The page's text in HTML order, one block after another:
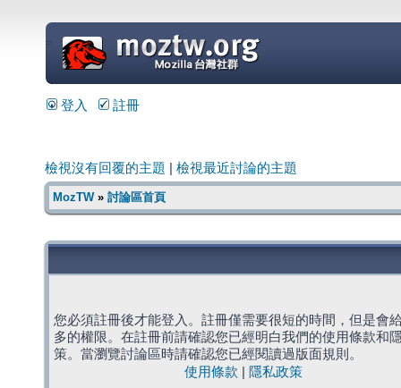
=
登入 註冊
檢視沒有回覆的主題 檢視最近討論的主題
MozTW» 討論區首頁
您必須註冊後才能登入。註冊僅需要很短的時間，但是會
多的權限。在註冊前請確認您已經明白我們的使用條款和
策。當瀏覽討論區時請確認您已經閱讀過版面規則。
使用條款
隱私政策